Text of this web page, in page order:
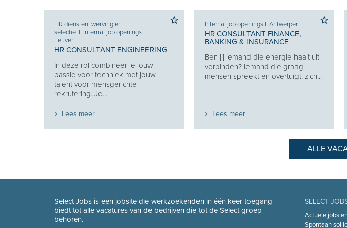
HR diensten, werving en
selectie I Internal job openings I
Leuven
HR CONSULTANT ENGINEERING
In deze rol combineer je jouw
passie voor techniek met jouw
talent voor mensgerichte
rekrutering. Je...
Lees meer
Internal job openings I Antwerpen
HR CONSULTANT FINANCE,
BANKING & INSURANCE
Ben jij iemand die energie haalt uit
verbinden? Iemand die graag
mensen spreekt en overtuigt, zich...
Lees meer
ALLE
Select Jobs is een jobsite die werkzoekenden in één keer toegang
biedt tot alle vacatures van de bedrijven die tot de Select groep
behoren.
SELECT
Actuele jobs
Spontaan